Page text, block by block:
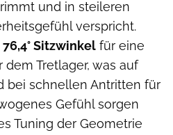
und in steileren
verspricht.
76,4° Sitzwinkel für eine
Tretlager, was auf
bei schnellen Antritten für
Gefühl sorgen
Tuning der Geometrie